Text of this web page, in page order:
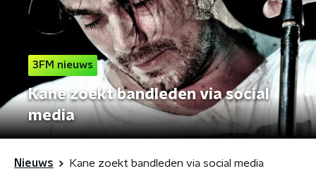
3FM nieuws
Kane zoekt bandleden via social
media
Nieuws Kane zoekt bandleden via social media